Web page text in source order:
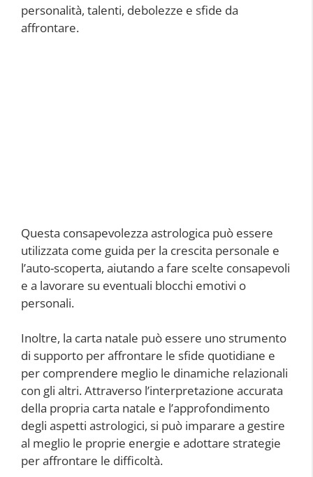
personalità, talenti, debolezze e sfide da
affrontare.
Questa consapevolezza astrologica può essere
utilizzata come guida per la crescita personale e
l’auto-scoperta, aiutando a fare scelte consapevoli
e a lavorare su eventuali blocchi emotivi o
personali.
Inoltre, la carta natale può essere uno strumento
di supporto per affrontare le sfide quotidiane e
per comprendere meglio le dinamiche relazionali
con gli altri. Attraverso l’interpretazione accurata
della propria carta natale e l’approfondimento
degli aspetti astrologici, si può imparare a gestire
al meglio le proprie energie e adottare strategie
per affrontare le difficoltà.